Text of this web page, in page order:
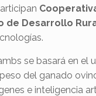
de Desarrollo
se basará en el
del ganado
e inteligencia